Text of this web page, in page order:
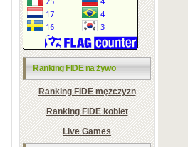
Ranking FIDE na żywo
Ranking FIDE mężczyzn
Ranking FIDE kobiet
Live Games